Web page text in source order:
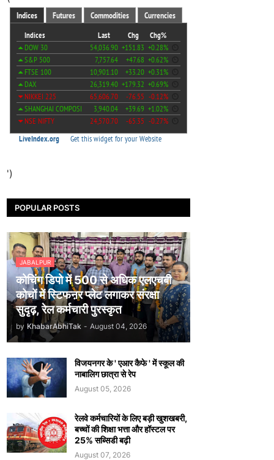
')
POPULAR POSTS
JABALPUR
कोचिंग डिपो में 500 से अधिक एलएचबी
कोचों में स्टिफऩर प्लेट लगाकर संरक्षा
सुदृढ़, रेल कर्मचारी पुरस्कृत
by KhabarAbhiTak - August 04, 2026
विजयनगर के ' एआर कैफे ' में स्कूल की
नाबालिग छात्रा से रेप
August 05, 2026
रेलवे कर्मचारियों के लिए बड़ी खुशखबरी,
बच्चों की शिक्षा भत्ता और हॉस्टल पर
25% सब्सिडी बढ़ी
August 07, 2026